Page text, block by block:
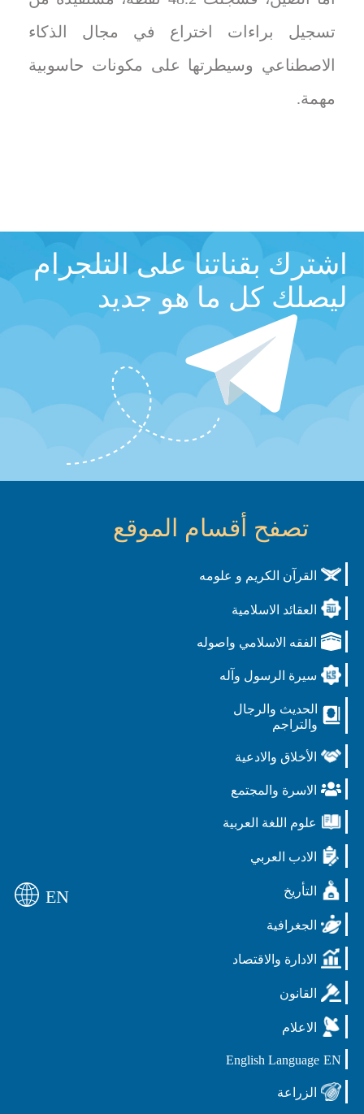
تسجيل براءات اختراع في مجال الذكاء
الاصطناعي وسيطرتها على مكونات حاسوبية
مهمة.
اشترك بقناتنا على التلجرام
ليصلك كل ما هو جديد
تصفح أقسام الموقع
القرآن الكريم و علومه
العقائد الاسلامية
الفقه الاسلامي واصوله
سيرة الرسول وآله
الحديث والرجال
والتراجم
الأخلاق والادعية
الاسرة والمجتمع
علوم اللغة العربية
الادب العربي
التأريخ
الجغرافية
الادارة والاقتصاد
القانون
الاعلام
EN
English Language
الزراعة
EN